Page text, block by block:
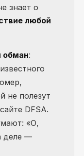
знает о
любой
обман:
не полезут
DFSA.
«О,
деле —